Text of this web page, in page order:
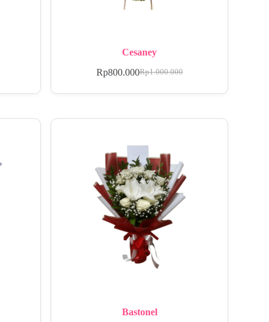
Cesaney
Rp1.000.000
Rp800.000
Bastonel